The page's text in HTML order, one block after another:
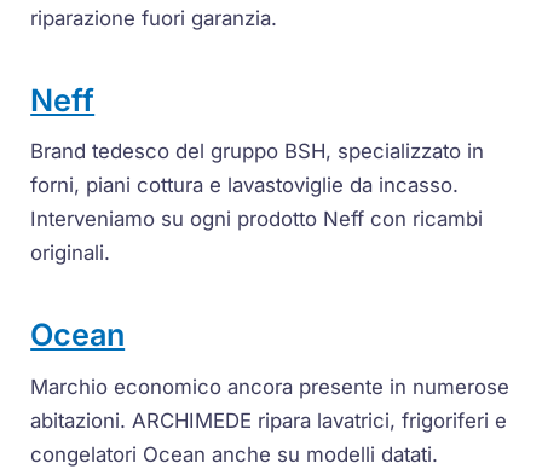
riparazione fuori garanzia.
Neff
Brand tedesco del gruppo BSH, specializzato in
forni, piani cottura e lavastoviglie da incasso.
Interveniamo su ogni prodotto Neff con ricambi
originali.
Ocean
Marchio economico ancora presente in numerose
abitazioni. ARCHIMEDE ripara lavatrici, frigoriferi e
congelatori Ocean anche su modelli datati.